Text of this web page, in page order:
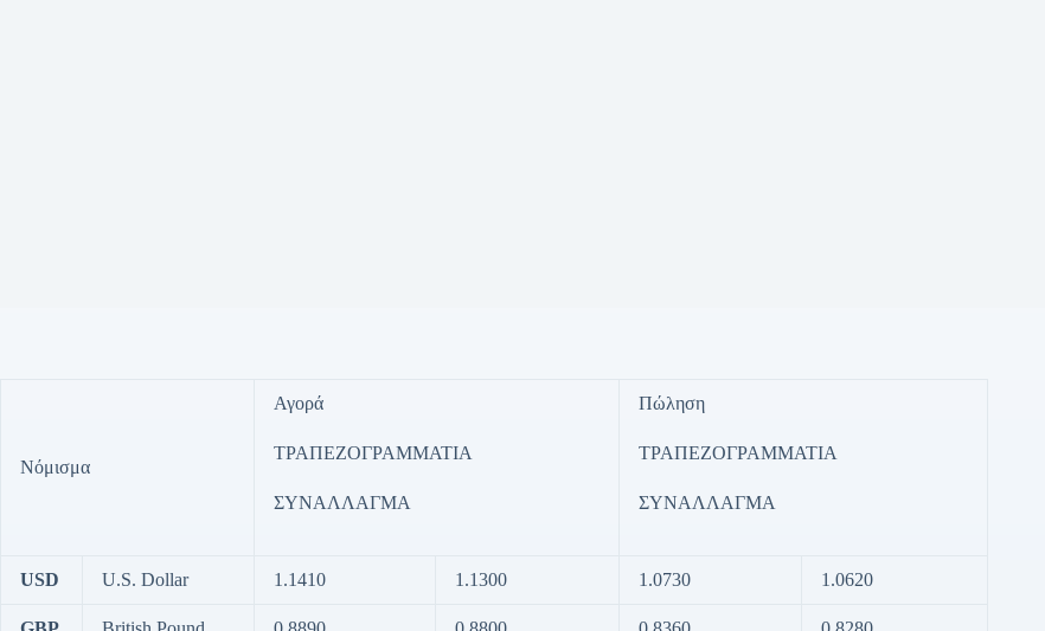
Νόμισμα
Αγορά
ΤΡΑΠΕΖΟΓΡΑΜΜΑΤΙΑ
ΣΥΝΑΛΛΑΓΜΑ
Πώληση
ΤΡΑΠΕΖΟΓΡΑΜΜΑΤΙΑ
ΣΥΝΑΛΛΑΓΜΑ
USD U.S. Dollar 1.1410 1.1300 1.0730 1.0620